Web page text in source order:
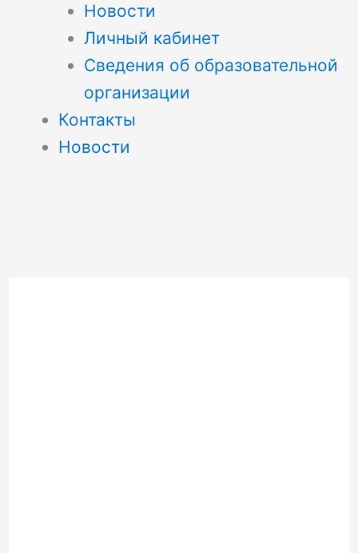
Новости
Личный кабинет
Сведения об образовательной
организации
Контакты
Новости